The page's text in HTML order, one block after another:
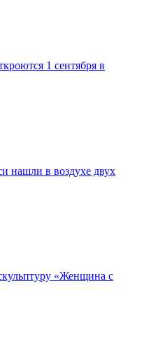
1 сентября в
нашли в воздухе двух
«Женщина с